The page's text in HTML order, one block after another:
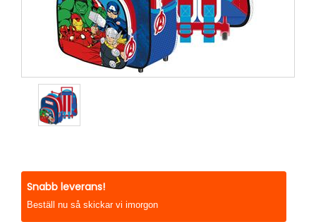
Snabb leverans!
Beställ nu så skickar vi imorgon